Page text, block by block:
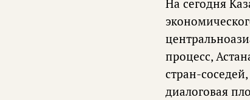
На сегодня
процесс,
стран-
диалоговая